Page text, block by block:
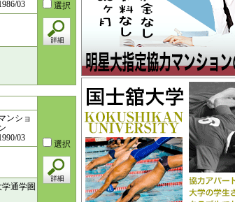
選択
03
選択
ンショ
03
通学圏